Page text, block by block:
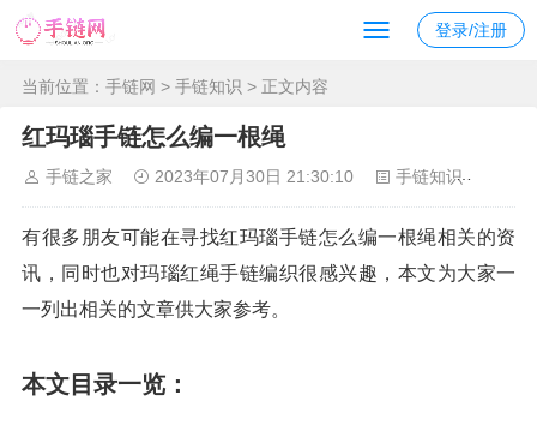
登录/注册
当前位置： 手链网 > 手链知识 > 正文内容
红玛瑙手链怎么编一根绳
手链之家 2023年07月30日 21:30:10 手链知识
有很多朋友可能在寻找红玛瑙手链怎么编一根绳相关的资
讯，同时也对玛瑙红绳手链编织很感兴趣，本文为大家一
一列出相关的文章供大家参考。
本文目录一览：